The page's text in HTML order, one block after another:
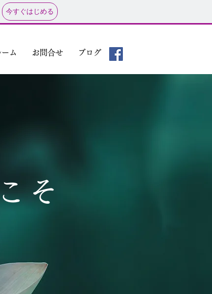
今すぐはじめる
ム お問合せ ブログ
そ